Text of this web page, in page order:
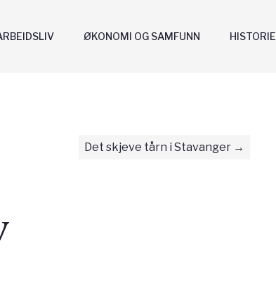
HISTORIE
ØKONOMI OG SAMFUNN
Det skjeve tårn i Stavanger